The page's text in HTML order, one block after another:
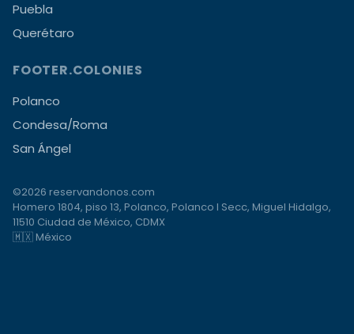
Puebla
Querétaro
FOOTER.COLONIES
Polanco
Condesa/Roma
San Ángel
©2026 reservandonos.com
Homero 1804, piso 13, Polanco, Polanco I Secc, Miguel Hidalgo,
11510 Ciudad de México, CDMX
🇲🇽 México